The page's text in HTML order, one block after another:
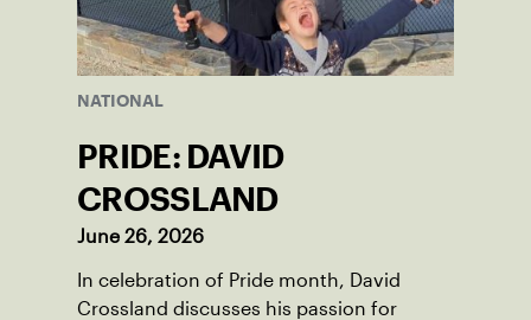
NATIONAL
PRIDE: DAVID
CROSSLAND
June 26, 2026
In celebration of Pride month, David
Crossland discusses his passion for